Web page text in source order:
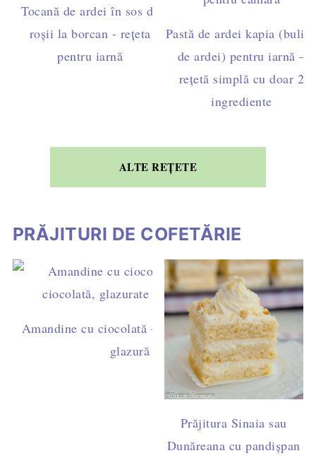
Tocană de ardei în sos de
roșii la borcan - rețeta
pentru iarnă
Pastă de ardei kapia
de ardei) pentru iarnă –
rețetă simplă cu doar 2
ingrediente
ALTE REȚETE
PRĂJITURI DE COFETĂRIE
Amandine cu ciocolată – rețetă ușoară de casă, cu
glazură simplă (fără fondant)
Prăjitura Sinaia sau
Dunăreana cu pandișpan